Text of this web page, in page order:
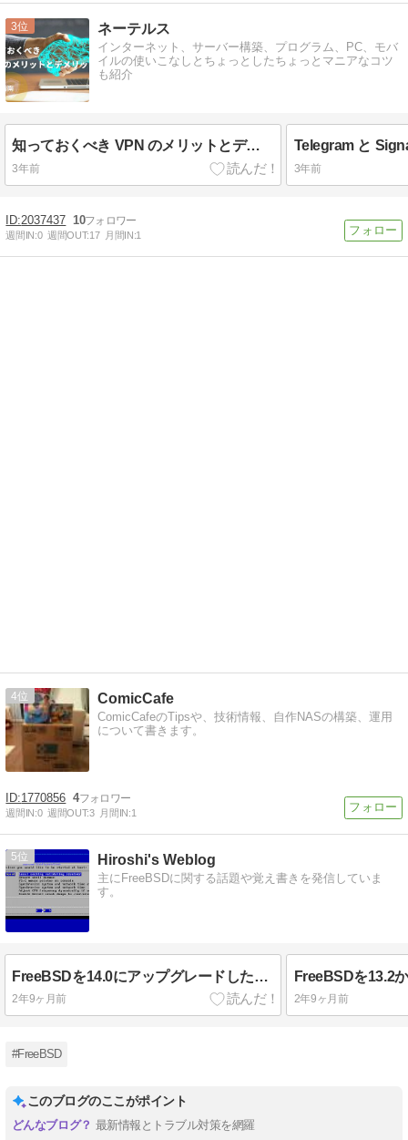
3 ネーテルス
インターネット、サーバー構築、プログラム、PC、モバ
イルの使いこなしとちょっとしたちょっとマニアなコツ
も紹介
知っておくべき VPN のメリットとデメリット（初心者指南）
3年前 3年前
2037437 10
週間IN:0 週間OUT:17 月間IN:1
4 ComicCafe
ComicCafeのTipsや、技術情報、自作NASの構築、運用
について書きます。
1770856 4
週間IN:0 週間OUT:3 月間IN:1
5 Hiroshi's Weblog
主にFreeBSDに関する話題や覚え書きを発信していま
す。
FreeBSDを14.0にアップグレードした後で気付いた異変＆mixerコマンドのオプションが変更されていた件
2年9ヶ月前 2年9ヶ月前
#FreeBSD
このブログのここがポイント
最新情報とトラブル対策を網羅